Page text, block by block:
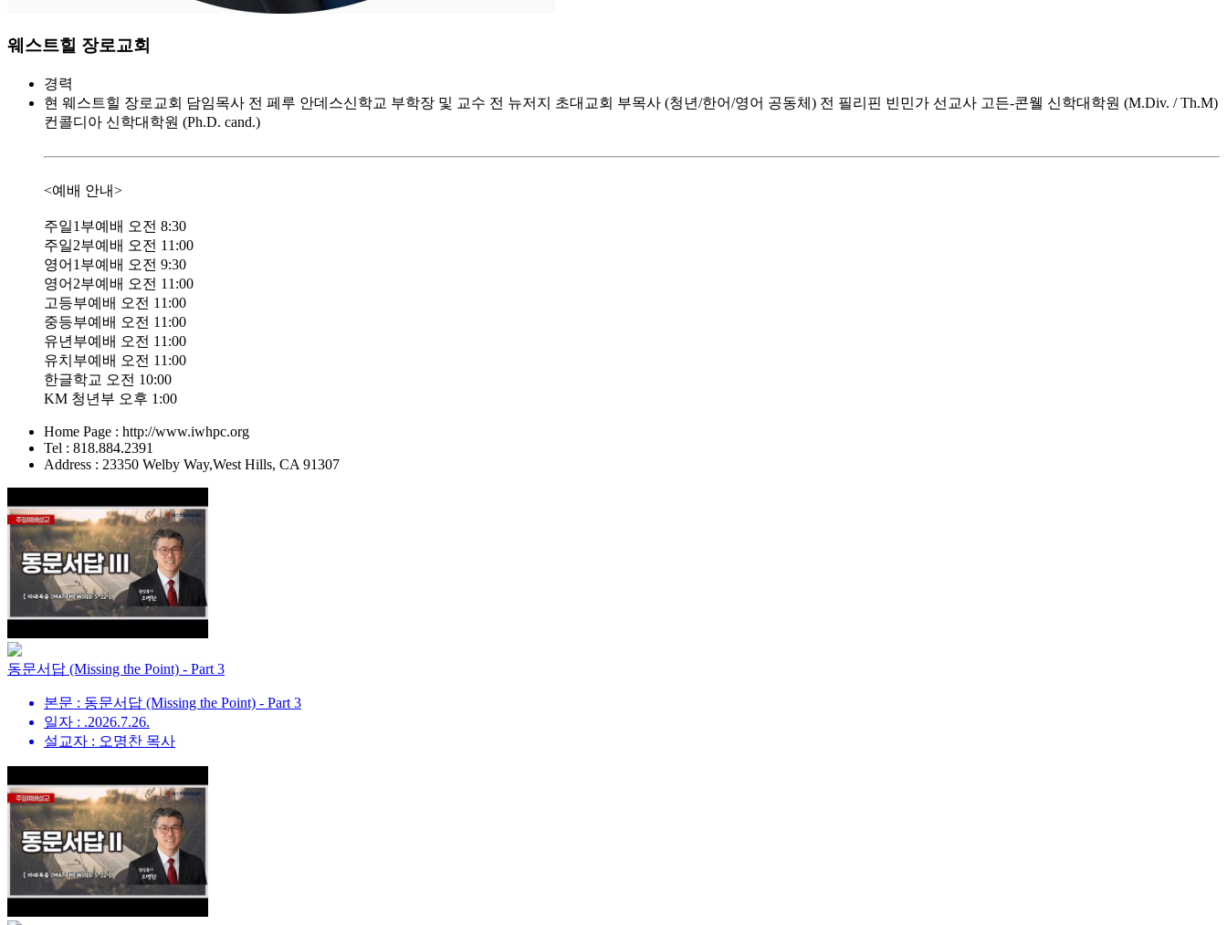
웨스트힐 장로교회
경력
현 웨스트힐 장로교회 담임목사 전 페루 안데스신학교 부학장 및 교수 전 뉴저지 초대교회 부목사 (청년/한어/영어 공동체) 전 필리핀 빈민가 선교사 고든-콘웰 신학대학원 (M.Div. / Th.M)
컨콜디아 신학대학원 (Ph.D. cand.)
<예배 안내>
주일1부예배 오전 8:30
주일2부예배 오전 11:00
영어1부예배 오전 9:30
영어2부예배 오전 11:00
고등부예배 오전 11:00
중등부예배 오전 11:00
유년부예배 오전 11:00
유치부예배 오전 11:00
한글학교 오전 10:00
KM 청년부 오후 1:00
Home Page : http://www.iwhpc.org
Tel : 818.884.2391
Address : 23350 Welby Way,West Hills, CA 91307
동문서답 (Missing the Point) - Part 3
본문 : 동문서답 (Missing the Point) - Part 3
일자 : .2026.7.26.
설교자 : 오명찬 목사